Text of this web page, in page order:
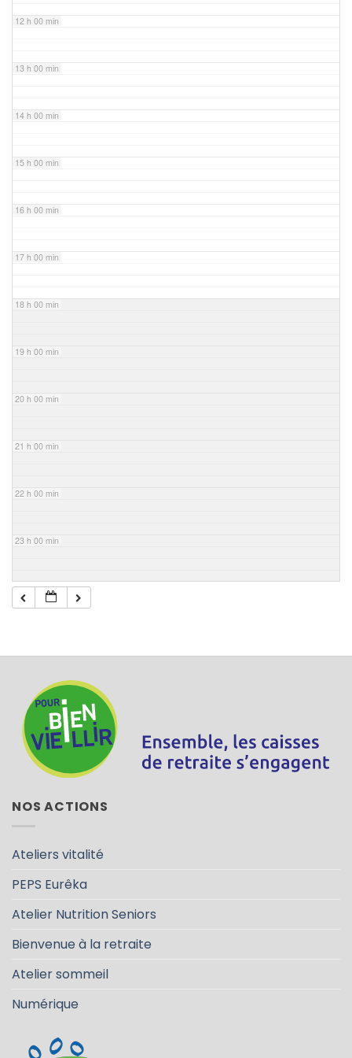
12 h 00 min
13 h 00 min
14 h 00 min
15 h 00 min
16 h 00 min
17 h 00 min
18 h 00 min
19 h 00 min
20 h 00 min
21 h 00 min
22 h 00 min
23 h 00 min
NOS ACTIONS
Ateliers vitalité
PEPS Eurêka
Atelier Nutrition Seniors
Bienvenue à la retraite
Atelier sommeil
Numérique